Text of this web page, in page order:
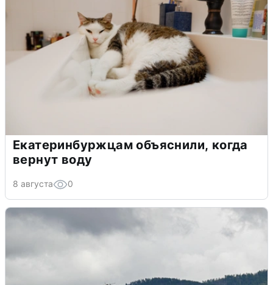
Екатеринбуржцам объяснили, когда
вернут воду
8 августа 0